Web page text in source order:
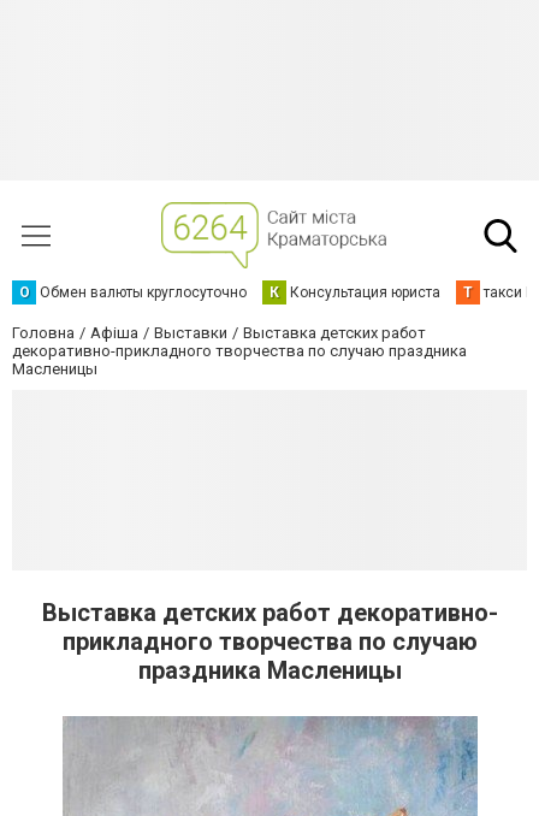
О Обмен валюты круглосуточно К Консультация юриста Т такси
Головна Афіша Выставки
Выставка детских работ
декоративно-прикладного творчества по случаю праздника
Масленицы
Выставка детских работ декоративно-
прикладного творчества по случаю
праздника Масленицы